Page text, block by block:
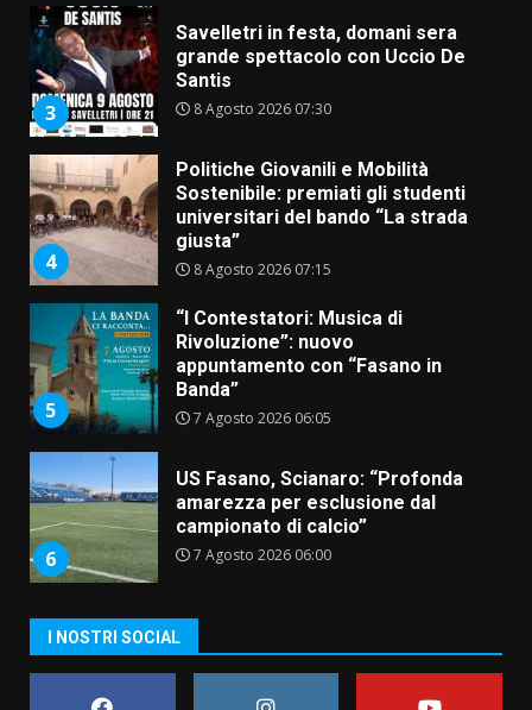
4
Politiche Giovanili e Mobilità
Sostenibile: premiati gli studenti
universitari del bando “La strada
giusta”
8 Agosto 2026 07:15
5
“I Contestatori: Musica di
Rivoluzione”: nuovo
appuntamento con “Fasano in
Banda”
7 Agosto 2026 06:05
6
US Fasano, Scianaro: “Profonda
amarezza per esclusione dal
campionato di calcio”
7
Fasanese ferito a colpi di arma
da fuoco
6 Agosto 2026 18:13
conferma di voler ricorrere per
ottenere l’iscrizione
8 Agosto 2026 19:55
I NOSTRI SOCIAL